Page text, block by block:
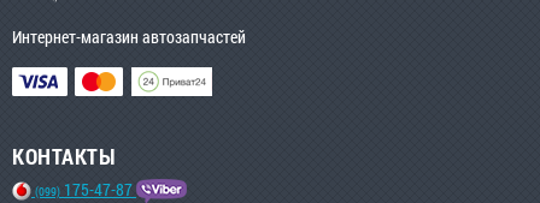
Интернет-магазин автозапчастей
КОНТАКТЫ
(099) 175-47-87